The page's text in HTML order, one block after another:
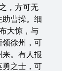
，方可无
助曹操。细
大惊，与
领徐州，可
来。有人报
勇之士，可